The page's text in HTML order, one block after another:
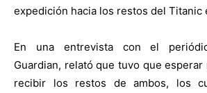
expedición hacia los restos del Titanic
En una entrevista con el
Guardian, relató que tuvo que esperar
recibir los restos de ambos, los